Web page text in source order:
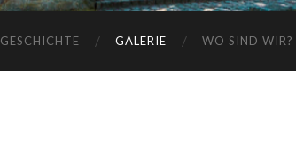
GESCHICHTE GALERIE WO SIND WIR?